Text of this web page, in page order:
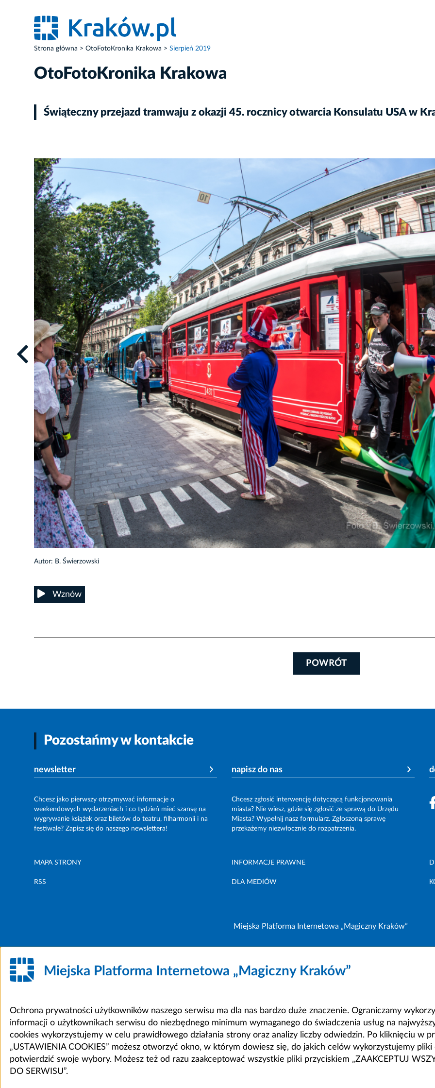
Strona główna OtoFotoKronika Krakowa Sierpień 2019
OtoFotoKronika Krakowa
Świąteczny przejazd tramwaju z okazji 45. rocznicy otwarcia Konsulatu USA w
Autor: B. Świerzowski
Wznów
POWRÓT
Pozostańmy w kontakcie
newsletter
Chcesz jako pierwszy otrzymywać informacje o
weekendowych wydarzeniach i co tydzień mieć szansę na
wygrywanie książek oraz biletów do teatru, filharmonii i na
festiwale? Zapisz się do naszego newslettera!
napisz do nas
Chcesz zgłosić interwencję dotyczącą funkcjonowania
miasta? Nie wiesz, gdzie się zgłosić ze sprawą do Urzędu
Miasta? Wypełnij nasz formularz. Zgłoszoną sprawę
przekażemy niezwłocznie do rozpatrzenia.
MAPA STRONY INFORMACJE PRAWNE
RSS DLA MEDIÓW
Miejska Platforma Internetowa „Magiczny Kraków”
Miejska Platforma Internetowa „Magiczny Kraków”
Ochrona prywatności użytkowników naszego serwisu ma dla nas bardzo duże znaczenie. Ograniczamy
informacji o użytkownikach serwisu do niezbędnego minimum wymaganego do świadczenia usług na
cookies wykorzystujemy w celu prawidłowego działania strony oraz analizy liczby odwiedzin. Po kliknięciu w
„USTAWIENIA COOKIES” możesz otworzyć okno, w którym dowiesz się, do jakich celów wykorzystujemy pliki
potwierdzić swoje wybory. Możesz też od razu zaakceptować wszystkie pliki przyciskiem „ZAAKCEPTUJ
DO SERWISU”.